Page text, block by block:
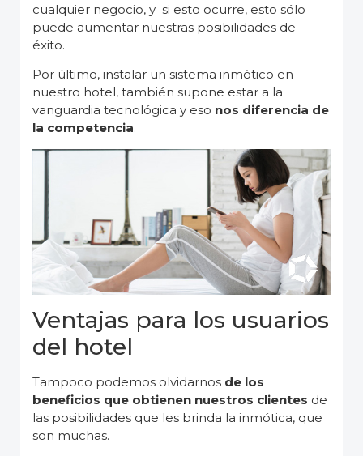
cualquier negocio, y si esto ocurre, esto sólo
puede aumentar nuestras posibilidades de
éxito.
Por último, instalar un sistema inmótico en
nuestro hotel, también supone estar a la
vanguardia tecnológica y eso nos diferencia de
la competencia.
Ventajas para los usuarios
del hotel
Tampoco podemos olvidarnos de los
beneficios que obtienen nuestros clientes de
las posibilidades que les brinda la inmótica, que
son muchas.